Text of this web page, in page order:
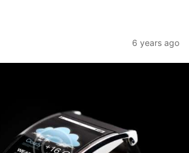
6 years ago